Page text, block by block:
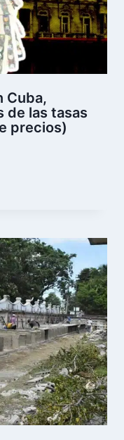
Cuba,
de las tasas
precios)